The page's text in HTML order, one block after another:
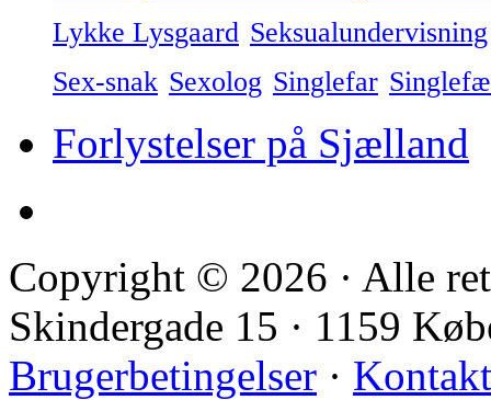
Lykke Lysgaard Seksualundervisning
Sex-snak Sexolog Singlefar
Forlystelser på Sjælland
Copyright © 2026 · Alle
Skindergade 15 · 1159
Brugerbetingelser · Kontakt